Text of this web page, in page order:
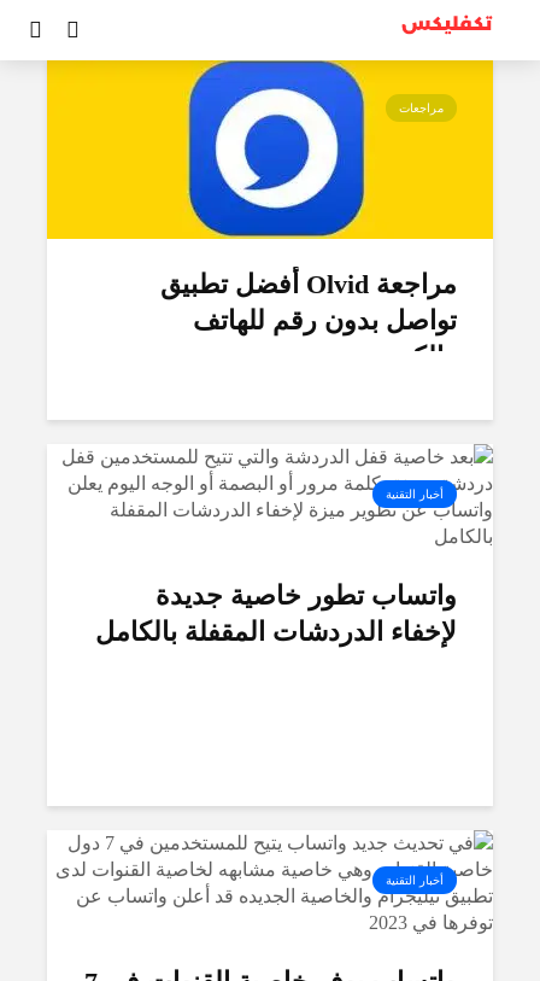
تصنيف - واتساب
مراجعات
مراجعة Olvid أفضل تطبيق
تواصل بدون رقم للهاتف
والكمبيوتر
أخبار التقنية
واتساب تطور خاصية جديدة
لإخفاء الدردشات المقفلة بالكامل
أخبار التقنية